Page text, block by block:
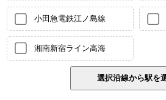
小田急電鉄江ノ島線
湘南新宿ライン高海